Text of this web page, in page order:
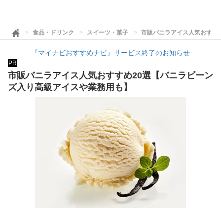
食品・ドリンク スイーツ・菓子 市販バニラアイス人気おすす
『マイナビおすすめナビ』サービス終了のお知らせ
PR
市販バニラアイス人気おすすめ20選【バニラビーン
ズ入り高級アイスや業務用も】